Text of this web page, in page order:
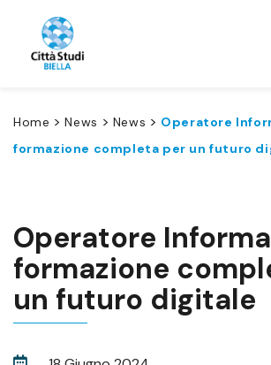
Home >News > News > Operatore
formazione completa per un futuro
Operatore
formazione
un futuro digitale